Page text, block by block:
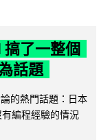
搞了一整個
話題
的熱門話題：日本
編程經驗的情況